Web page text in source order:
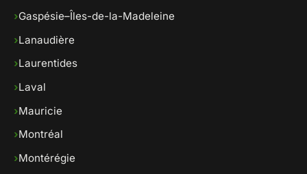
›Gaspésie–Îles-de-la-Madeleine
›Lanaudière
›Laurentides
›Laval
›Mauricie
›Montréal
›Montérégie